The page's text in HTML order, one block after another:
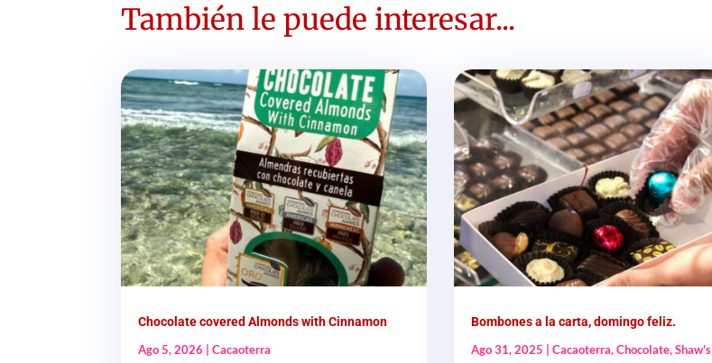
También le puede interesar...
Chocolate covered Almonds with Cinnamon
Ago 5, 2026 |Cacaoterra
Bombones a la carta, domingo feliz.
Ago 31, 2025
Cacaoterra,Chocolate,Shaw's